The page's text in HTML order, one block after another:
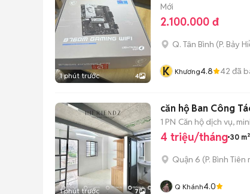
1 phút trước 4
Mới
2.100.000 đ
Q. Tân Bình (P. Bảy
K Khương4.8 42 đã
1 phút trước 7
căn hộ Ban Công
1 PN Căn hộ dịch vụ, mini
4 triệu/tháng 30 m²
Quận 6 (P. Bình Tiên
Q Khánh4.0